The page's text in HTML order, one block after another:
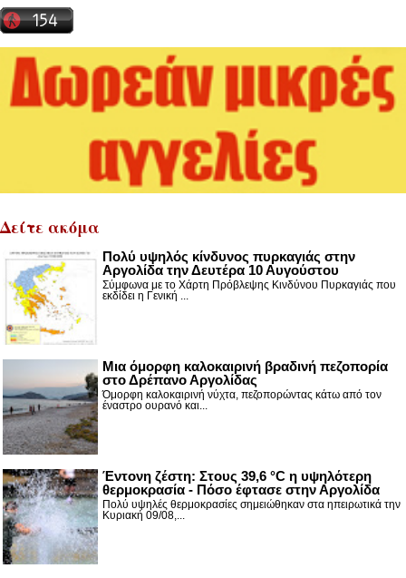
Δείτε ακόμα
Πολύ υψηλός κίνδυνος πυρκαγιάς στην
Αργολίδα την Δευτέρα 10 Αυγούστου
Σύμφωνα με το Χάρτη Πρόβλεψης Κινδύνου Πυρκαγιάς που
εκδίδει η Γενική ...
Μια όμορφη καλοκαιρινή βραδινή πεζοπορία
στο Δρέπανο Αργολίδας
Όμορφη καλοκαιρινή νύχτα, πεζοπορώντας κάτω από τον
έναστρο ουρανό και...
Έντονη ζέστη: Στους 39,6 °C η υψηλότερη
θερμοκρασία - Πόσο έφτασε στην Αργολίδα
Πολύ υψηλές θερμοκρασίες σημειώθηκαν στα ηπειρωτικά την
Κυριακή 09/08,...